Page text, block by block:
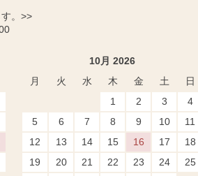
。>>
10月 2026
月
火 水 木 金 土
日
1
2 3
4
5
6 7 8 9 10
11
12
13 14 15 16 17
18
19
20 21 22 23 24
25